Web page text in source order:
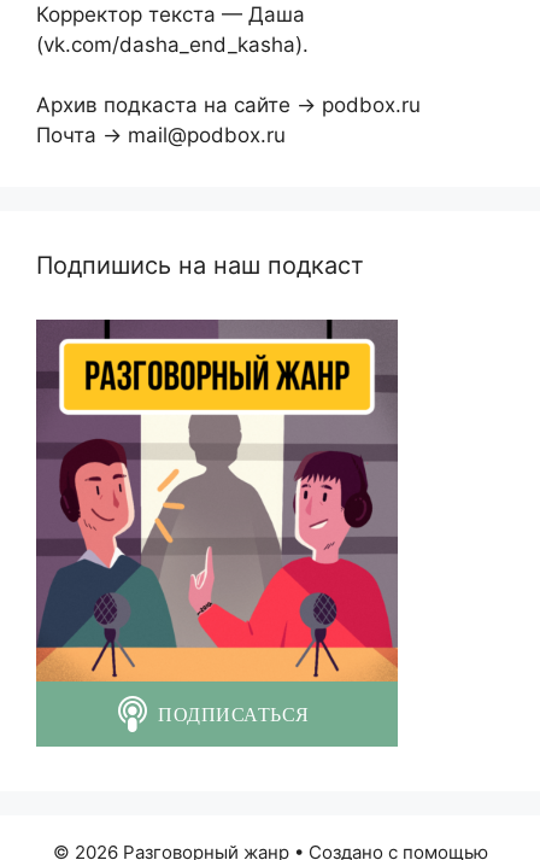
Корректор текста — Даша
(vk.com/dasha_end_kasha).
Архив подкаста на сайте → podbox.ru
Почта → mail@podbox.ru
Подпишись на наш подкаст
© 2026 Разговорный жанр• Создано с помощью